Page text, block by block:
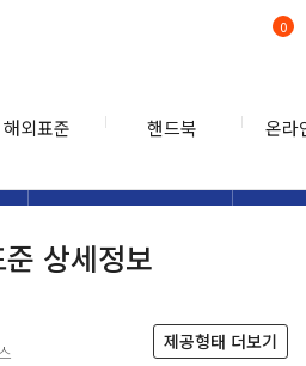
해외표준 핸드북 온라
0
상세정보
제공형태 더보기